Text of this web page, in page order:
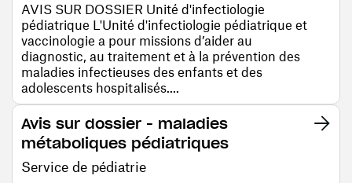
AVIS SUR DOSSIER Unité d'infectiologie
pédiatrique L'Unité d'infectiologie pédiatrique et
vaccinologie a pour missions d’aider au
diagnostic, au traitement et à la prévention des
maladies infectieuses des enfants et des
adolescents hospitalisés....
Avis sur dossier - maladies
métaboliques pédiatriques
Service de pédiatrie